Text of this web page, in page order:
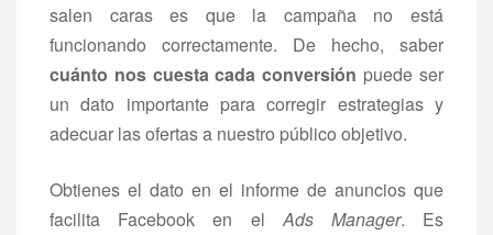
salen caras es que la campaña no está
funcionando correctamente. De hecho, saber
cuánto nos cuesta cada conversión puede ser
un dato importante para corregir estrategias y
adecuar las ofertas a nuestro público objetivo.
Obtienes el dato en el informe de anuncios que
facilita Facebook en elAds Manager. Es